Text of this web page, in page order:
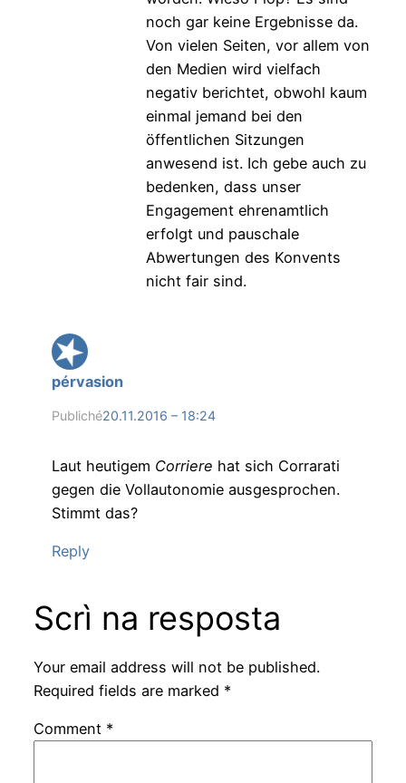
noch gar keine Ergebnisse da.
Von vielen Seiten, vor allem von
den Medien wird vielfach
negativ berichtet, obwohl kaum
einmal jemand bei den
öffentlichen Sitzungen
anwesend ist. Ich gebe auch zu
bedenken, dass unser
Engagement ehrenamtlich
erfolgt und pauschale
Abwertungen des Konvents
nicht fair sind.
pérvasion
Publiché20.11.2016 – 18:24
Laut heutigem Corriere hat sich Corrarati
gegen die Vollautonomie ausgesprochen.
Stimmt das?
Reply
Scrì na resposta
Your email address will not be published.
Required fields are marked *
Comment *